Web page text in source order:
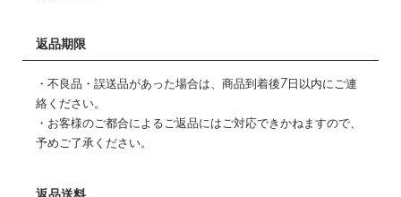
返品期限
・不良品・誤送品があった場合は、商品到着後7日以内にご連
絡ください。
・お客様のご都合によるご返品にはご対応できかねますので、
予めご了承ください。